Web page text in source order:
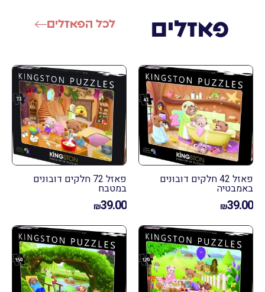
פאזלים לכל הפאזלים
פאזל 42 חלקים דובונים
₪
פאזל 72 חלקים דובונים
במטבח
₪39.00